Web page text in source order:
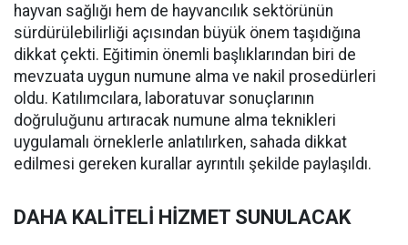
hayvan sağlığı hem de hayvancılık sektörünün
sürdürülebilirliği açısından büyük önem taşıdığına
dikkat çekti. Eğitimin önemli başlıklarından biri de
mevzuata uygun numune alma ve nakil prosedürleri
oldu. Katılımcılara, laboratuvar sonuçlarının
doğruluğunu artıracak numune alma teknikleri
uygulamalı örneklerle anlatılırken, sahada dikkat
edilmesi gereken kurallar ayrıntılı şekilde paylaşıldı.
DAHA KALİTELİ HİZMET SUNULACAK